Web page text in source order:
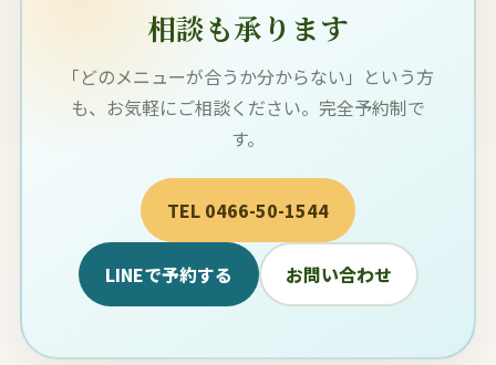
相談も承ります
「どのメニューが合うか分からない」という方
も、お気軽にご相談ください。完全予約制で
す。
TEL 0466-50-1544
LINEで予約する お問い合わせ